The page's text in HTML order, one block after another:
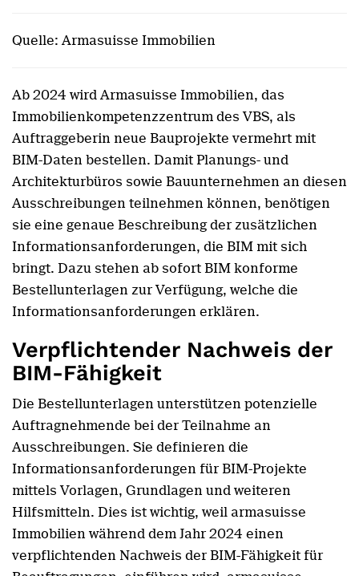
Quelle: Armasuisse Immobilien
Ab 2024 wird Armasuisse Immobilien, das
Immobilienkompetenzzentrum des VBS, als
Auftraggeberin neue Bauprojekte vermehrt mit
BIM-Daten bestellen. Damit Planungs- und
Architekturbüros sowie Bauunternehmen an diesen
Ausschreibungen teilnehmen können, benötigen
sie eine genaue Beschreibung der zusätzlichen
Informationsanforderungen, die BIM mit sich
bringt. Dazu stehen ab sofort BIM konforme
Bestellunterlagen zur Verfügung, welche die
Informationsanforderungen erklären.
Verpflichtender Nachweis der
BIM-Fähigkeit
Die Bestellunterlagen unterstützen potenzielle
Auftragnehmende bei der Teilnahme an
Ausschreibungen. Sie definieren die
Informationsanforderungen für BIM-Projekte
mittels Vorlagen, Grundlagen und weiteren
Hilfsmitteln. Dies ist wichtig, weil armasuisse
Immobilien während dem Jahr 2024 einen
verpflichtenden Nachweis der BIM-Fähigkeit für